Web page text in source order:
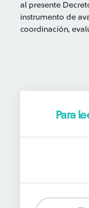
al presente
instrumento de
coordinación,
Para